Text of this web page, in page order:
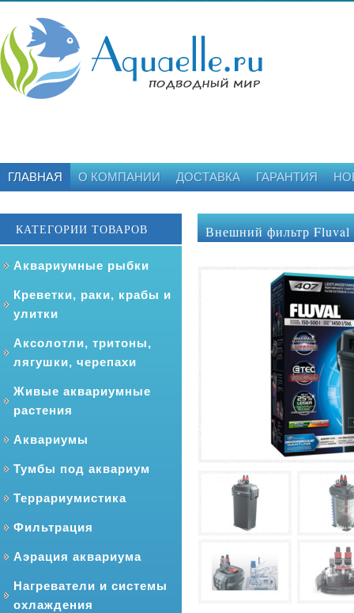
ГЛАВНАЯ О КОМПАНИИ ДОСТАВКА ГАРАНТИЯ
КАТЕГОРИИ ТОВАРОВ
Аквариумные рыбки
Креветки, раки, крабы и
улитки
Аксолотли, тритоны,
лягушки, черепахи
Живые аквариумные
растения
Аквариумы
Тумбы под аквариум
Террариумистика
Фильтрация
Аэрация аквариума
Нагреватели и системы
охлаждения
Внешний фильтр Fluval